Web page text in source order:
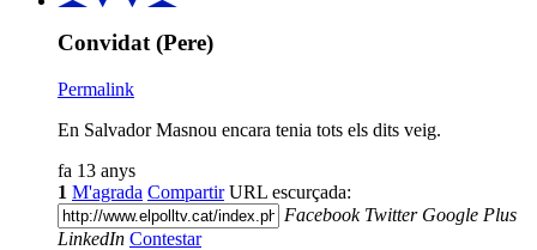
Convidat (Pere)
Permalink
En Salvador Masnou encara tenia tots els dits veig.
fa 13 anys
1 M'agrada Compartir URL escurçada:
Facebook Twitter Google Plus
LinkedIn Contestar